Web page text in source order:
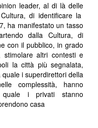
leader, al di là delle
di identificare la
ha manifestato un tasso
dalla Cultura, di
con il pubblico, in grado
stimolare altri contesti e
la città più segnalata,
i superdirettori della
complessità, hanno
i privati stanno
casa